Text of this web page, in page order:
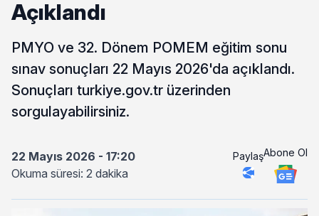
Açıklandı
PMYO ve 32. Dönem POMEM eğitim sonu
sınav sonuçları 22 Mayıs 2026'da açıklandı.
Sonuçları turkiye.gov.tr üzerinden
sorgulayabilirsiniz.
22 Mayıs 2026 - 17:20
Okuma süresi: 2 dakika
PaylaşAbone Ol